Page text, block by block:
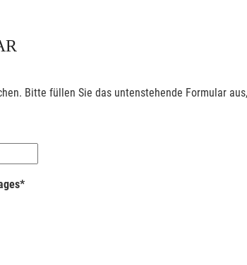
Bitte füllen Sie das untenstehende Formular